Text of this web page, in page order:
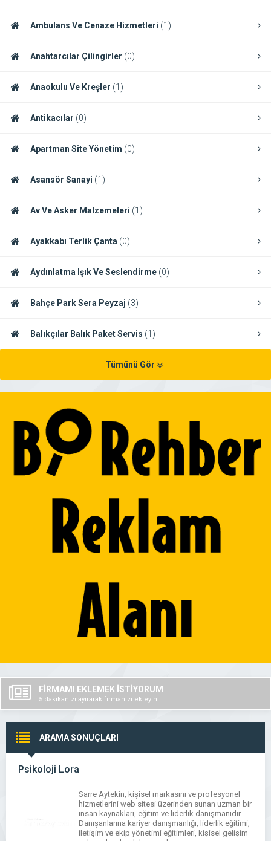
Ambulans Ve Cenaze Hizmetleri (1)
Anahtarcılar Çilingirler (0)
Anaokulu Ve Kreşler (1)
Antikacılar (0)
Apartman Site Yönetim (0)
Asansör Sanayi (1)
Av Ve Asker Malzemeleri (1)
Ayakkabı Terlik Çanta (0)
Aydınlatma Işık Ve Seslendirme (0)
Bahçe Park Sera Peyzaj (3)
Balıkçılar Balık Paket Servis (1)
Tümünü Gör
FİRMAMI EKLEMEK İSTİYORUM
5 dakikanızı ayırarak firmanızı ekleyin..
ARAMA SONUÇLARI
Psikoloji Lora
Sarre Aytekin, kişisel markasını ve profesyonel
hizmetlerini web sitesi üzerinden sunan uzman bir
insan kaynakları, eğitim ve liderlik danışmanıdır.
Danışanlarına kariyer danışmanlığı, liderlik eğitimi,
iletişim ve ekip yönetimi eğitimleri, kişisel gelişim